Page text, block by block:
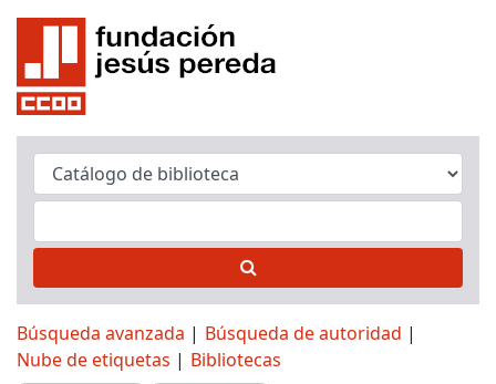
Búsqueda avanzada
Búsqueda de autoridad
Nube de etiquetas
Bibliotecas